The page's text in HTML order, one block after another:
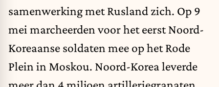
samenwerking met Rusland zich. Op 9
mei marcheerden voor het eerst Noord-
Koreaanse soldaten mee op het Rode
Plein in Moskou. Noord-Korea leverde